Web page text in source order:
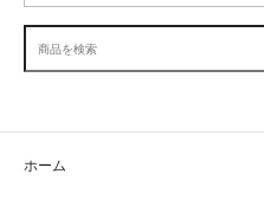
ホーム